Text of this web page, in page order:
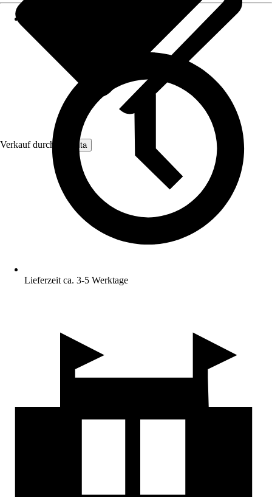
Verkauf durch: Nomita
Lieferzeit ca. 3-5 Werktage